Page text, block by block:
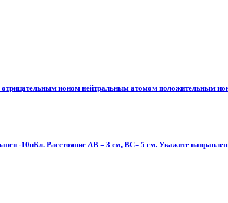
ионом нейтральным атомом положительным
-10нКл. Расстояние АВ = 3 см, ВС= 5 см. Укажите